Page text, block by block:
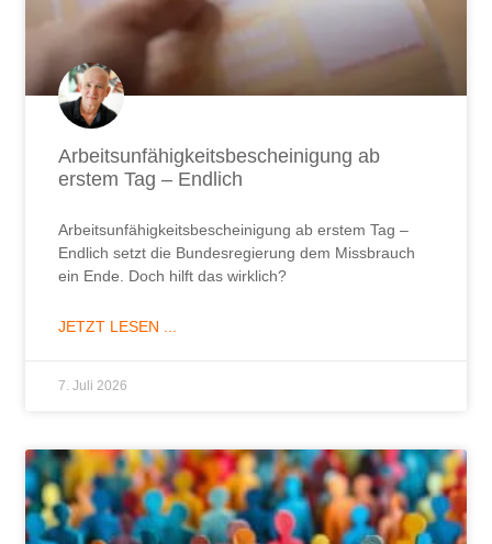
Arbeitsunfähigkeitsbescheinigung ab
erstem Tag – Endlich
Arbeitsunfähigkeitsbescheinigung ab erstem Tag –
Endlich setzt die Bundesregierung dem Missbrauch
ein Ende. Doch hilft das wirklich?
JETZT LESEN ...
7. Juli 2026